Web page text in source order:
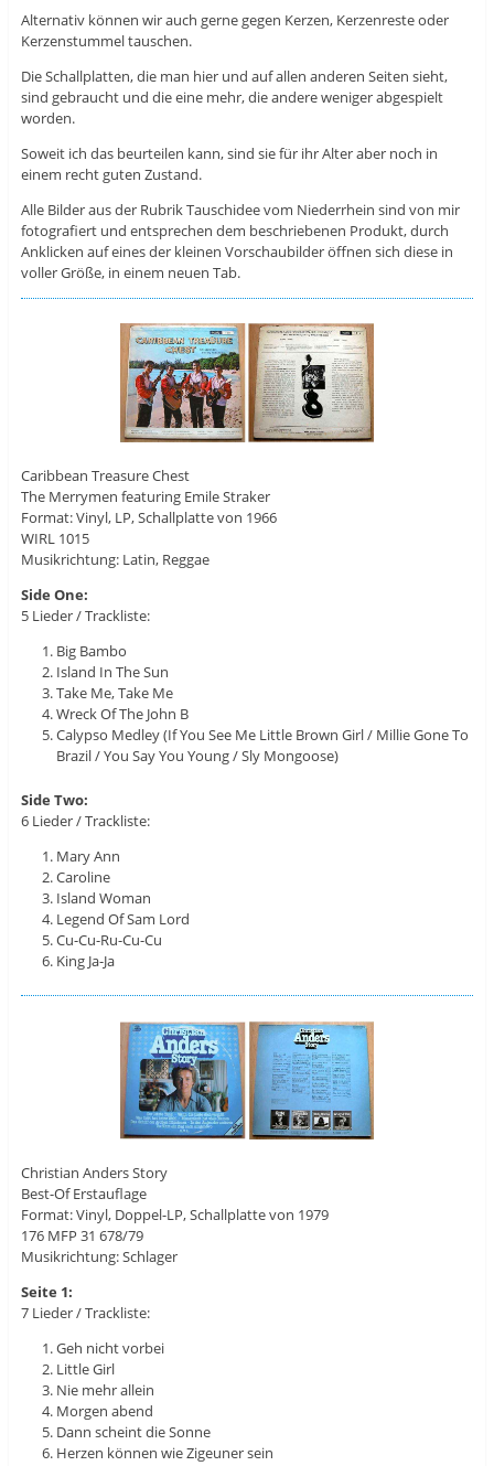
Alternativ können wir auch gerne gegen Kerzen, Kerzenreste oder
Kerzenstummel tauschen.
Die Schallplatten, die man hier und auf allen anderen Seiten sieht,
sind gebraucht und die eine mehr, die andere weniger abgespielt
worden.
Soweit ich das beurteilen kann, sind sie für ihr Alter aber noch in
einem recht guten Zustand.
Alle Bilder aus der Rubrik Tauschidee vom Niederrhein sind von mir
fotografiert und entsprechen dem beschriebenen Produkt, durch
Anklicken auf eines der kleinen Vorschaubilder öffnen sich diese in
voller Größe, in einem neuen Tab.
Caribbean Treasure Chest
The Merrymen ‎featuring Emile Straker
Format: Vinyl, LP, Schallplatte von 1966
WIRL 1015
Musikrichtung: Latin, Reggae
Side One:
5 Lieder / Trackliste:
Big Bambo
Island In The Sun
Take Me, Take Me
Wreck Of The John B
Calypso Medley (If You See Me Little Brown Girl / Millie Gone To
Brazil / You Say You Young / Sly Mongoose)
Side Two:
6 Lieder / Trackliste:
Mary Ann
Caroline
Island Woman
Legend Of Sam Lord
Cu-Cu-Ru-Cu-Cu
King Ja-Ja
Christian Anders Story
Best-Of Erstauflage
Format: Vinyl, Doppel-LP, Schallplatte von 1979
176 MFP 31 678/79
Musikrichtung: Schlager
Seite 1:
7 Lieder / Trackliste:
Geh nicht vorbei
Little Girl
Nie mehr allein
Morgen abend
Dann scheint die Sonne
Herzen können wie Zigeuner sein